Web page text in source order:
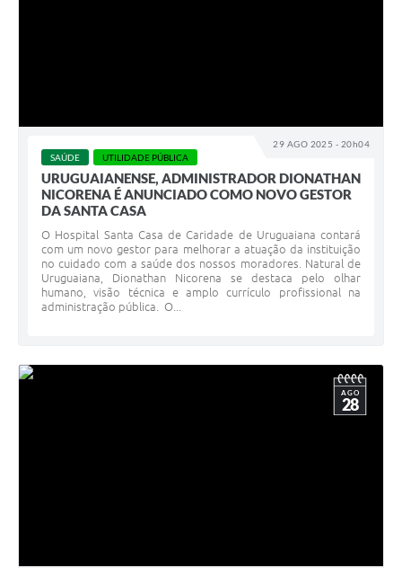
29 AGO 2025 - 20h04
SAÚDE UTILIDADE PÚBLICA
URUGUAIANENSE, ADMINISTRADOR DIONATHAN
NICORENA É ANUNCIADO COMO NOVO GESTOR
DA SANTA CASA
O Hospital Santa Casa de Caridade de Uruguaiana contará
com um novo gestor para melhorar a atuação da instituição
no cuidado com a saúde dos nossos moradores. Natural de
Uruguaiana, Dionathan Nicorena se destaca pelo olhar
humano, visão técnica e amplo currículo profissional na
administração pública. O...
AGO
28